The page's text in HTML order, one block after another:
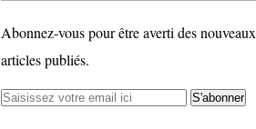
Abonnez-vous pour être averti des nouveaux
articles publiés.